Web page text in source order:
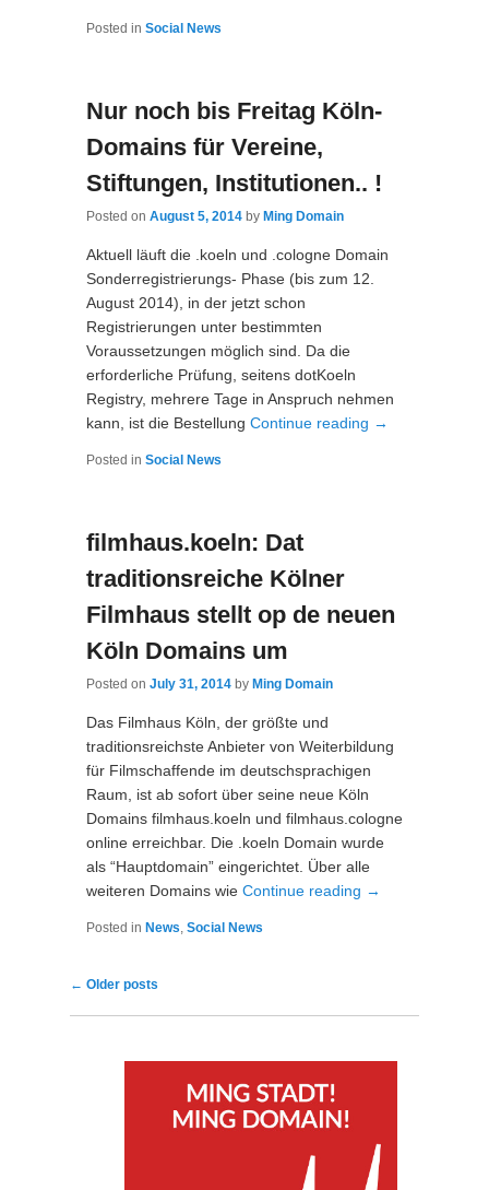
Posted in Social News
Nur noch bis Freitag Köln-
Domains für Vereine,
Stiftungen, Institutionen.. !
Posted on August 5, 2014 by Ming Domain
Aktuell läuft die .koeln und .cologne Domain
Sonderregistrierungs- Phase (bis zum 12.
August 2014), in der jetzt schon
Registrierungen unter bestimmten
Voraussetzungen möglich sind. Da die
erforderliche Prüfung, seitens dotKoeln
Registry, mehrere Tage in Anspruch nehmen
kann, ist die Bestellung Continue reading →
Posted in Social News
filmhaus.koeln: Dat
traditionsreiche Kölner
Filmhaus stellt op de neuen
Köln Domains um
Posted on July 31, 2014 by Ming Domain
Das Filmhaus Köln, der größte und
traditionsreichste Anbieter von Weiterbildung
für Filmschaffende im deutschsprachigen
Raum, ist ab sofort über seine neue Köln
Domains filmhaus.koeln und filmhaus.cologne
online erreichbar. Die .koeln Domain wurde
als “Hauptdomain” eingerichtet. Über alle
weiteren Domains wie Continue reading →
Posted in News, Social News
Post navigation
← Older posts